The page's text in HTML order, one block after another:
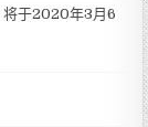
将于2020年3月6